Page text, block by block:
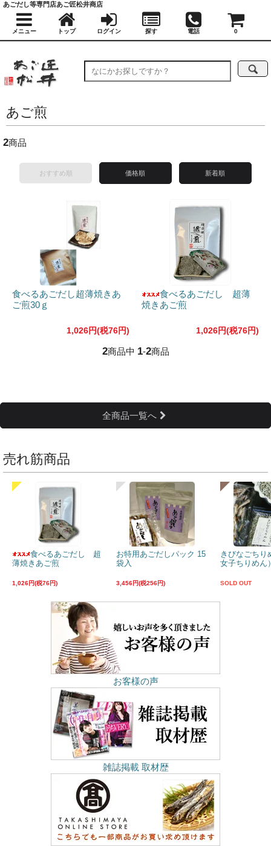
あご煎
2商品
おすすめ順 価格順 新着順
食べるあごだし超薄焼きあ
ご煎30ｇ
1,026円(税76円)
食べるあごだし 超薄
焼きあご煎
1,026円(税76円)
2商品中 1-2商品
全商品一覧へ
売れ筋商品
食べるあごだし 超
薄焼きあご煎
1,026円(税76円)
お特用あごだしパック 15
袋入
3,456円(税256円)
きびなごちり
女子ちりめん
SOLD OUT
お客様の声
雑誌掲載 取材歴
あごだし等専門店あご匠松井商店
メニュー トップ ログイン 探す 電話 0